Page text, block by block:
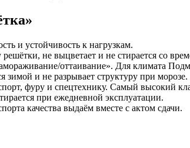
и устойчивость к нагрузкам.
не выцветает и не стирается со
оттаивание». Для климата
зимой и не разрывает структуру при морозе.
фуру и спецтехнику. Самый высокий
при ежедневной эксплуатации.
качества выдаём вместе с актом сдачи.